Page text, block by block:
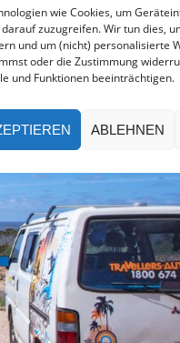
wie Cookies, um
zuzugreifen. Wir tun dies,
und um (nicht) personalisierte
oder die Zustimmung
und Funktionen beeinträchtigen.
ABLEHNEN